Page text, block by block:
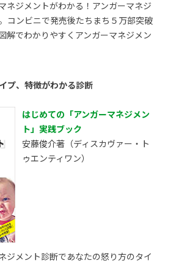
ネジメントがわかる！アンガーマネジ
コンビニで発売後たちまち５万部突破
解でわかりやすくアンガーマネジメン
プ、特徴がわかる診断
はじめての「アンガーマネジメン
ト」実践ブック
安藤俊介著（ディスカヴァー・ト
ゥエンティワン）
ジメント診断であなたの怒り方のタイ